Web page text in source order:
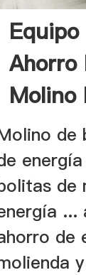
Ahorro
Molino
de
de
...
de